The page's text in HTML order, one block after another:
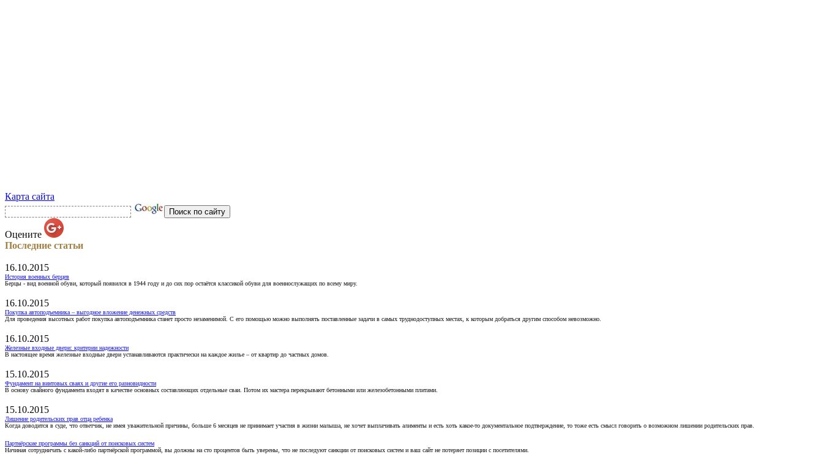
Карта сайта
Оцените
Последние статьи
16.10.2015
История военных берцев
Берцы - вид военной обуви, который появился в 1944 году и до сих пор остаётся классикой обуви для военнослужащих по всему миру.
16.10.2015
Покупка автоподъемника – выгодное вложение денежных средств
Для проведения высотных работ покупка автоподъемника станет просто незаменимой. С его помощью можно выполнять поставленные задачи в самых труднодоступных местах, к которым добраться другим способом невозможно.
16.10.2015
Железные входные двери: критерии надежности
В настоящее время железные входные двери устанавливаются практически на каждое жилье – от квартир до частных домов.
15.10.2015
Фундамент на винтовых сваях и другие его разновидности
В основу свайного фундамента входят в качестве основных составляющих отдельные сваи. Потом их мастера перекрывают бетонными или железобетонными плитами.
15.10.2015
Лишение родительских прав отца ребенка
Когда доводится в суде, что ответчик, не имея уважительной причины, больше 6 месяцев не принимает участия в жизни малыша, не хочет выплачивать алименты и есть хоть какое-то документальное подтверждение, то тоже есть смысл говорить о возможном лишении родительских прав.
Партнёрские программы без санкций от поисковых систем
Начиная сотрудничать с какой-либо партнёрской программой, вы должны на сто процентов быть уверены, что не последуют санкции от поисковых систем и ваш сайт не потеряет позиции с посетителями.